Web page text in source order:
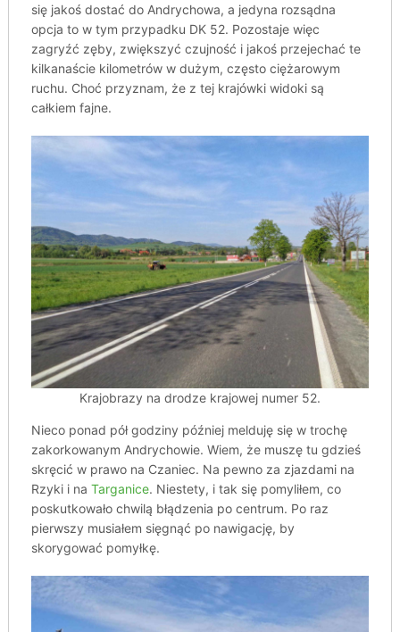
się jakoś dostać do Andrychowa, a jedyna rozsądna
opcja to w tym przypadku DK 52. Pozostaje więc
zagryźć zęby, zwiększyć czujność i jakoś przejechać te
kilkanaście kilometrów w dużym, często ciężarowym
ruchu. Choć przyznam, że z tej krajówki widoki są
całkiem fajne.
Krajobrazy na drodze krajowej numer 52.
Nieco ponad pół godziny później melduję się w trochę
zakorkowanym Andrychowie. Wiem, że muszę tu gdzieś
skręcić w prawo na Czaniec. Na pewno za zjazdami na
Rzyki i na Targanice. Niestety, i tak się pomyliłem, co
poskutkowało chwilą błądzenia po centrum. Po raz
pierwszy musiałem sięgnąć po nawigację, by
skorygować pomyłkę.